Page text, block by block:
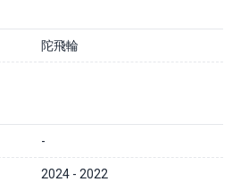
陀飛輪
-
2024 - 2022